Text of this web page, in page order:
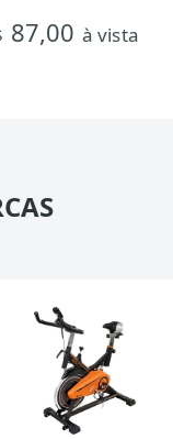
87,00 à vista